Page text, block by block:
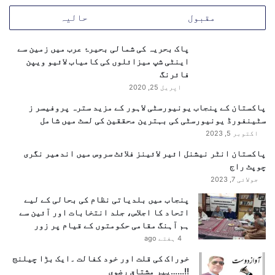
وزیراعظم محمد شہباز شریف نے بیجنگ میں تیانمن
سکوائر پر عوامی جمہوریہ چین کے ہیروز کی یادگار پر
حاضری دی اورپھول چڑھائے۔ پیرکو بیجنگ کے دورے کے
دوران وزیراعظم محمد شہباز شریف کی یادگار آمد پر
دونوں ملکوں کے قومی ترانے بجائے گئے۔
مقبول حالیہ
پاک بحریہ کی شمالی بحیرۂ عرب میں زمین سے
اینٹی شپ میزائلوں کی کامیاب لائیو ویپن
فائرنگ
اپریل 25, 2020
پاکستان کے پنجاب یونیورسٹی لاہور کے مزید سترہ پروفیسر ز
سٹینفورڈ یونیورسٹی کی بہترین محققین کی لسٹ میں شامل
اکتوبر 5, 2023
پاکستان انٹر نیشنل ائیر لائینز فلائٹ سروس میں اندھیر نگری
چوپٹ راج
جولائی 7, 2023
پنجاب میں بلدیاتی نظام کی بحالی کے لیے
اتحاد کا اجلاس، جلد انتخابات اور آئین سے
ہم آہنگ مقامی حکومتوں کے قیام پر زور
4 ہفتے ago
خوراک کی قلت اور خود کفالت ۔ایک بڑا چیلنج
!!……پیر مشتاق رضوی